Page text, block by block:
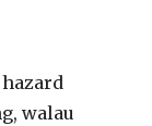
walau